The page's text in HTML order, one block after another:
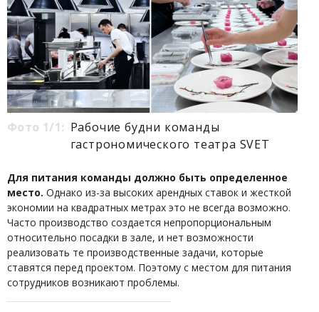
Фото 1/1: Рабочие будни команды
гастрономического театра SVET
Для питания команды должно быть определенное
место. Однако из-за высоких арендных ставок и жесткой
экономии на квадратных метрах это не всегда возможно.
Часто производство создается непропорциональным
относительно посадки в зале, и нет возможности
реализовать те производственные задачи, которые
ставятся перед проектом. Поэтому с местом для питания
сотрудников возникают проблемы.